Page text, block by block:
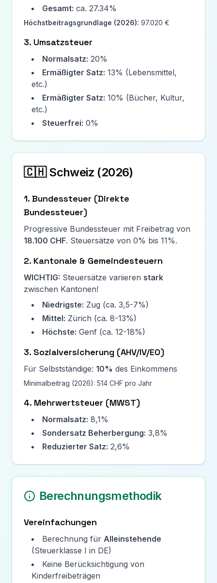
Gesamt: ca. 27.34%
Höchstbeitragsgrundlage (2026): 97.020 €
3. Umsatzsteuer
Normalsatz: 20%
Ermäßigter Satz: 13% (Lebensmittel,
etc.)
Ermäßigter Satz: 10% (Bücher, Kultur,
etc.)
Steuerfrei: 0%
🇨🇭 Schweiz (2026)
1. Bundessteuer (Direkte
Bundessteuer)
Progressive Bundessteuer mit Freibetrag von
18.100 CHF. Steuersätze von 0% bis 11%.
2. Kantonale & Gemeindesteuern
WICHTIG: Steuersätze variieren stark
zwischen Kantonen!
Niedrigste: Zug (ca. 3,5-7%)
Mittel: Zürich (ca. 8-13%)
Höchste: Genf (ca. 12-18%)
3. Sozialversicherung (AHV/IV/EO)
Für Selbstständige: 10% des Einkommens
Minimalbeitrag (2026): 514 CHF pro Jahr
4. Mehrwertsteuer (MWST)
Normalsatz: 8,1%
Sondersatz Beherbergung: 3,8%
Reduzierter Satz: 2,6%
Berechnungsmethodik
Vereinfachungen
Berechnung für Alleinstehende
(Steuerklasse I in DE)
Keine Berücksichtigung von
Kinderfreibeträgen